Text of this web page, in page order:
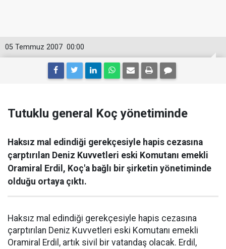
00:00
05 Temmuz 2007
Tutuklu general Koç yönetiminde
Haksız mal edindiği gerekçesiyle hapis cezasına
çarptırılan Deniz Kuvvetleri eski Komutanı emekli
Oramiral Erdil, Koç'a bağlı bir şirketin yönetiminde
olduğu ortaya çıktı.
Haksız mal edindiği gerekçesiyle hapis cezasına
çarptırılan Deniz Kuvvetleri eski Komutanı emekli
Oramiral Erdil, artık sivil bir vatandaş olacak. Erdil,